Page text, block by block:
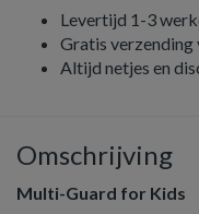
Levertijd 1-3
Gratis verzending
Altijd netjes en
Omschrijving
Multi-Guard for Kids